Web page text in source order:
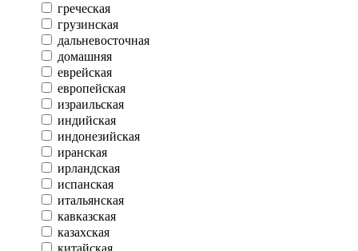
греческая
грузинская
дальневосточная
домашняя
еврейская
европейская
израильская
индийская
индонезийская
иранская
ирландская
испанская
итальянская
кавказская
казахская
китайская